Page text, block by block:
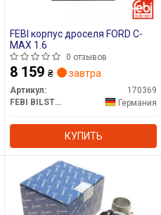
FEBI корпус дроселя FORD C-
MAX 1.6
0 отзывов
8 159 ₴ завтра
Артикул:
170369
FEBI BILSTEIN
Германия
КУПИТЬ